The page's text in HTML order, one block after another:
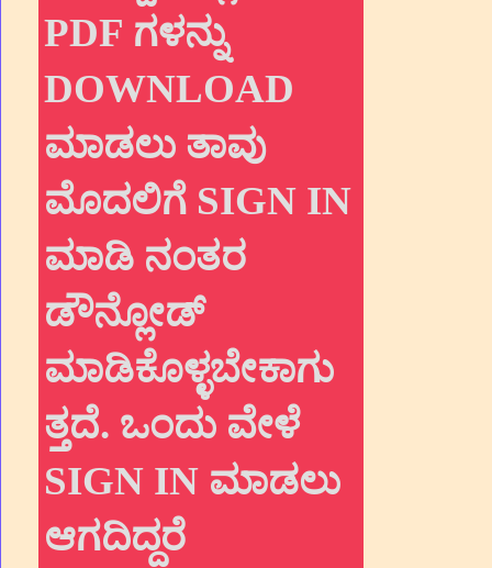
PDF ಗಳನ್ನು
DOWNLOAD
ಮಾಡಲು ತಾವು
ಮೊದಲಿಗೆ SIGN IN
ಮಾಡಿ ನಂತರ
ಡೌನ್ಲೋಡ್
ಮಾಡಿಕೊಳ್ಳಬೇಕಾಗು
ತ್ತದೆ. ಒಂದು ವೇಳೆ
SIGN IN ಮಾಡಲು
ಆಗದಿದ್ದರೆ